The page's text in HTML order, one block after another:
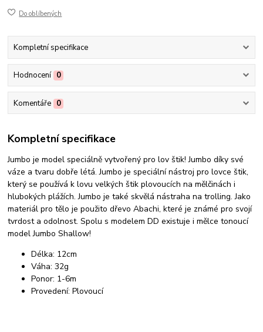
Do oblíbených
Kompletní specifikace
Hodnocení 0
Komentáře 0
Kompletní specifikace
Jumbo je model speciálně vytvořený pro lov štik! Jumbo díky své
váze a tvaru dobře létá. Jumbo je speciální nástroj pro lovce štik,
který se používá k lovu velkých štik plovoucích na mělčinách i
hlubokých plážích. Jumbo je také skvělá nástraha na trolling. Jako
materiál pro tělo je použito dřevo Abachi, které je známé pro svojí
tvrdost a odolnost. Spolu s modelem DD existuje i mělce tonoucí
model Jumbo Shallow!
Délka: 12cm
Váha: 32g
Ponor: 1-6m
Provedení: Plovoucí